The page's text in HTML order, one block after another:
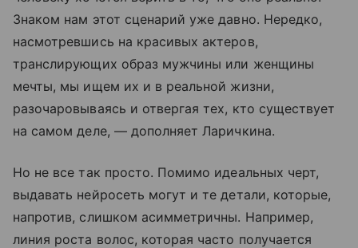
Знаком нам этот сценарий уже давно. Нередко,
насмотревшись на красивых актеров,
транслирующих образ мужчины или женщины
мечты, мы ищем их и в реальной жизни,
разочаровываясь и отвергая тех, кто существует
на самом деле, — дополняет Ларичкина.
Но не все так просто. Помимо идеальных черт,
выдавать нейросеть могут и те детали, которые,
напротив, слишком асимметричны. Например,
линия роста волос, которая часто получается